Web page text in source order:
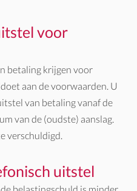
voor
betaling krijgen voor
aan de voorwaarden. U
van betaling vanaf de
van de (oudste) aanslag.
verschuldigd.
uitstel